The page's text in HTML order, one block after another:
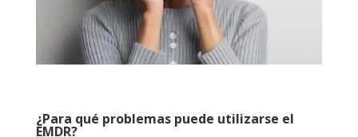
¿Para qué problemas puede utilizarse el
EMDR?